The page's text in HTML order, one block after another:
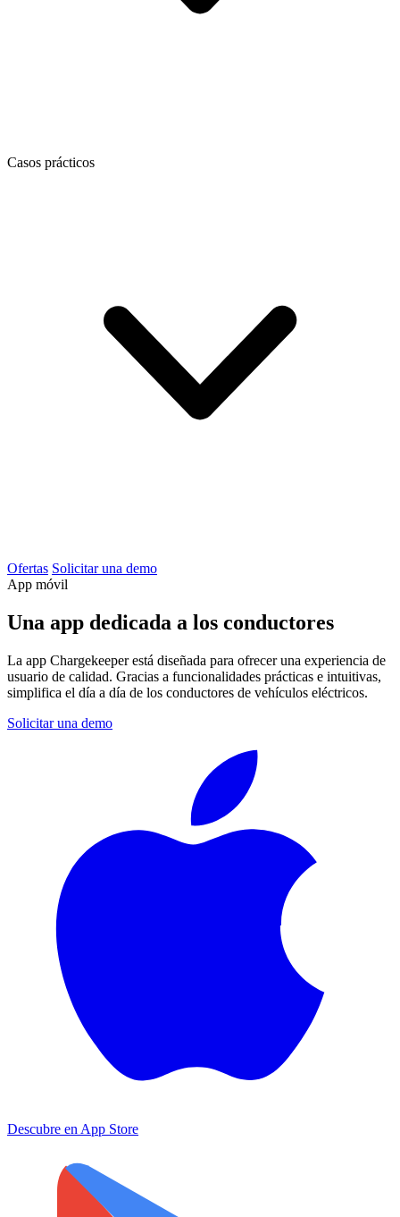
Casos prácticos
Ofertas Solicitar una demo
App móvil
Una app dedicada a los conductores
La app Chargekeeper está diseñada para ofrecer una experiencia de
usuario de calidad. Gracias a funcionalidades prácticas e intuitivas,
simplifica el día a día de los conductores de vehículos eléctricos.
Solicitar una demo
Descubre en App Store